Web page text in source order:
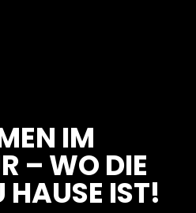
IM
– WO DIE
IST!